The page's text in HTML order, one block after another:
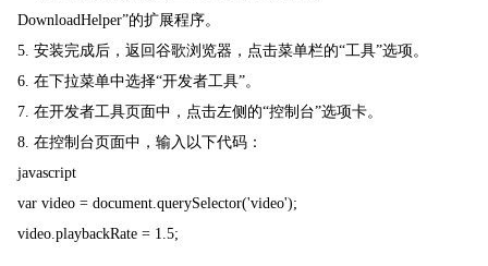
DownloadHelper”的扩展程序。
5. 安装完成后，返回谷歌浏览器，点击菜单栏的“工具”选项。
6. 在下拉菜单中选择“开发者工具”。
7. 在开发者工具页面中，点击左侧的“控制台”选项卡。
8. 在控制台页面中，输入以下代码：
javascript
var video = document.querySelector('video');
video.playbackRate = 1.5;